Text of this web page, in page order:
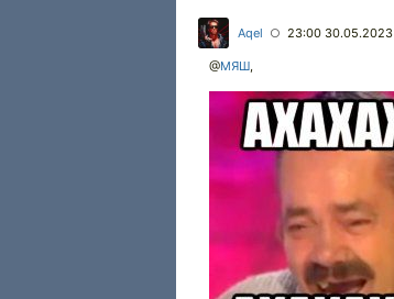
Aqel ○ 23:00 30.05.2023
@МЯШ,